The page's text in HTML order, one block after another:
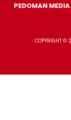
PEDOMAN MEDIA
COPYRIGHT ©